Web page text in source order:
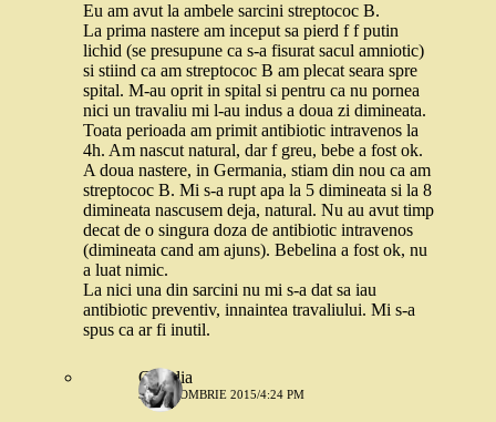
Eu am avut la ambele sarcini streptococ B.
La prima nastere am inceput sa pierd f f putin
lichid (se presupune ca s-a fisurat sacul amniotic)
si stiind ca am streptococ B am plecat seara spre
spital. M-au oprit in spital si pentru ca nu pornea
nici un travaliu mi l-au indus a doua zi dimineata.
Toata perioada am primit antibiotic intravenos la
4h. Am nascut natural, dar f greu, bebe a fost ok.
A doua nastere, in Germania, stiam din nou ca am
streptococ B. Mi s-a rupt apa la 5 dimineata si la 8
dimineata nascusem deja, natural. Nu au avut timp
decat de o singura doza de antibiotic intravenos
(dimineata cand am ajuns). Bebelina a fost ok, nu
a luat nimic.
La nici una din sarcini nu mi s-a dat sa iau
antibiotic preventiv, innaintea travaliului. Mi s-a
spus ca ar fi inutil.
Claudia
31 OCTOMBRIE 2015/4:24 PM